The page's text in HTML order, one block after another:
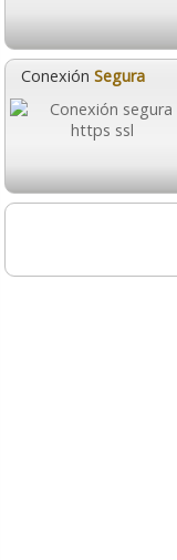
Conexión Segura